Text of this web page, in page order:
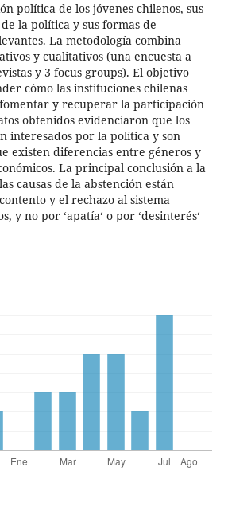
política de los jóvenes chilenos, sus
la política y sus formas de
La metodología combina
y cualitativos (una encuesta a
y 3 focus groups). El objetivo
cómo las instituciones chilenas
y recuperar la participación
obtenidos evidenciaron que los
interesados por la política y son
existen diferencias entre géneros y
La principal conclusión a la
causas de la abstención están
y el rechazo al sistema
y no por ‘apatía‘ o por ‘desinterés‘